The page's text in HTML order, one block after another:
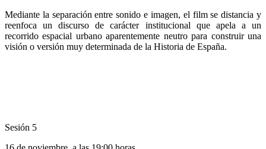
Mediante la separación entre sonido e imagen, el film se distancia y
reenfoca un discurso de carácter institucional que apela a un
recorrido espacial urbano aparentemente neutro para construir una
visión o versión muy determinada de la Historia de España.
Sesión 5